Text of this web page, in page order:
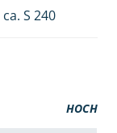
ca. S 240
HOCH